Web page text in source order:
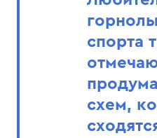
спорта
схем,